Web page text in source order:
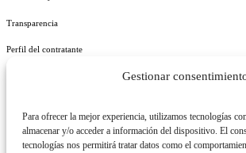
Gestionar
Para ofrecer la mejor experiencia, utilizamos tecnologías
almacenar y/o acceder a información del dispositivo. El
tecnologías nos permitirá tratar datos como el
Transparencia
Perfil del contratante